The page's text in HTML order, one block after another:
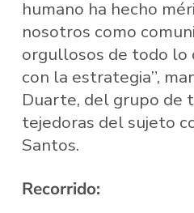
humano ha hecho
nosotros como
orgullosos de todo lo
con la estrategia”,
Duarte, del grupo de
tejedoras del sujeto
Santos.
Recorrido: